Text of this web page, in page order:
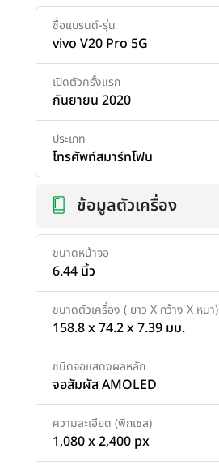
ชื่อแบรนด์-รุ่น
vivo V20 Pro 5G
เปิดตัวครั้งแรก
กันยายน 2020
ประเภท
โทรศัพท์สมาร์ทโฟน
ข้อมูลตัวเครื่อง
ขนาดหน้าจอ
6.44 นิ้ว
ขนาดตัวเครื่อง ( ยาว X กว้าง X หนา)
158.8 x 74.2 x 7.39 มม.
ชนิดจอแสดงผลหลัก
จอสัมผัส AMOLED
ความละเอียด (พิกเซล)
1,080 x 2,400 px